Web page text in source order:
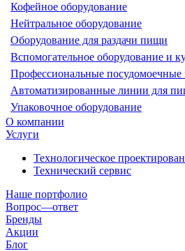
Кофейное оборудование
Нейтральное оборудование
Оборудование для раздачи пищи
Вспомогательное оборудование и
Профессиональные
Автоматизированные линии для
Упаковочное оборудование
О компании
Услуги
Технологическое
Технический сервис
Наше портфолио
Вопрос—ответ
Бренды
Акции
Блог